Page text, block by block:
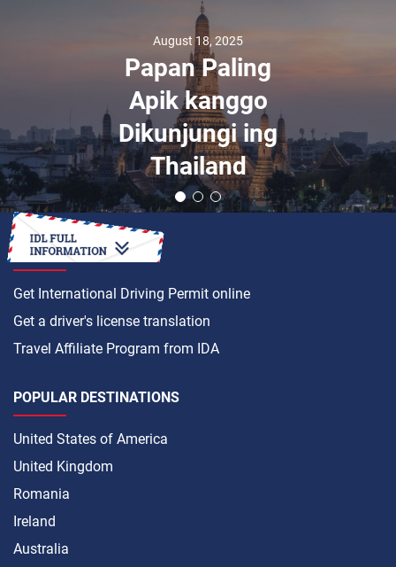
August 18, 2025
Papan Paling
Apik kanggo
Dikunjungi ing
Thailand
HOW TO
Get International Driving Permit online
Get a driver's license translation
Travel Affiliate Program from IDA
POPULAR DESTINATIONS
United States of America
United Kingdom
Romania
Ireland
Australia